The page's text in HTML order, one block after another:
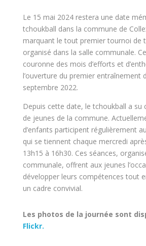
Le 15 mai 2024 restera une date
tchoukball dans la commune de
marquant le tout premier tournoi de
organisé dans la salle communale.
couronne des mois d’efforts et
l’ouverture du premier entraînement
septembre 2022.
Depuis cette date, le tchoukball a su
de jeunes de la commune.
d’enfants participent régulièrement
qui se tiennent chaque mercredi
13h15 à 16h30. Ces séances,
communale, offrent aux jeunes
développer leurs compétences tout
un cadre convivial.
Les photos de la journée sont
Flickr.